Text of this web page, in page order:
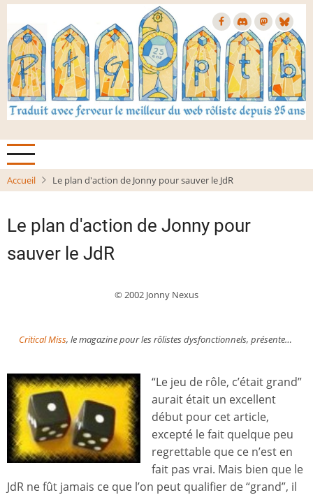
Aller
contenu
principal
Accueil Le plan d'action de Jonny pour sauver le JdR
Le plan d'action de Jonny pour
sauver le JdR
© 2002 Jonny Nexus
Critical Miss, le magazine pour les rôlistes dysfonctionnels, présente…
“Le jeu de rôle, c’était grand”
aurait était un excellent
début pour cet article,
excepté le fait quelque peu
regrettable que ce n’est en
fait pas vrai. Mais bien que le
JdR ne fût jamais ce que l’on peut qualifier de “grand”, il